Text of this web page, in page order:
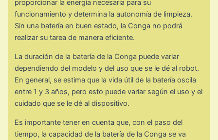
proporcionar la energía necesaria para su
funcionamiento y determina la autonomía de limpieza.
Sin una batería en buen estado, la Conga no podrá
realizar su tarea de manera eficiente.
La duración de la batería de la Conga puede variar
dependiendo del modelo y del uso que se le dé al robot.
En general, se estima que la vida útil de la batería oscila
entre 1 y 3 años, pero esto puede variar según el uso y el
cuidado que se le dé al dispositivo.
Es importante tener en cuenta que, con el paso del
tiempo, la capacidad de la batería de la Conga se va